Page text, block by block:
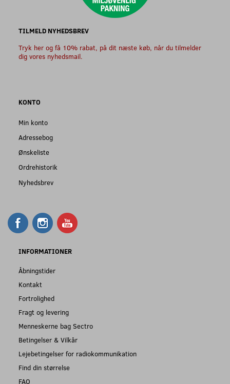
TILMELD NYHEDSBREV
Tryk her og få 10% rabat, på dit næste køb, når du tilmelder
dig vores nyhedsmail.
KONTO
Min konto
Adressebog
Ønskeliste
Ordrehistorik
Nyhedsbrev
INFORMATIONER
Åbningstider
Kontakt
Fortrolighed
Fragt og levering
Menneskerne bag Sectro
Betingelser & Vilkår
Lejebetingelser for radiokommunikation
Find din størrelse
FAQ